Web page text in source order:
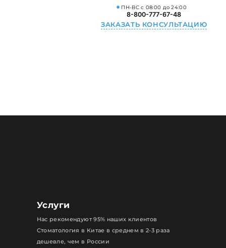
ПН-ВС с 08:00 до 24:00
8-800-777-67-48
ЗАКАЗАТЬ КОНСУЛЬТАЦИЮ
Услуги
Нас рекомендуют 95% наших клиентов
Стоматология в Китае в среднем в 2-3 раза
дешевле, чем в России